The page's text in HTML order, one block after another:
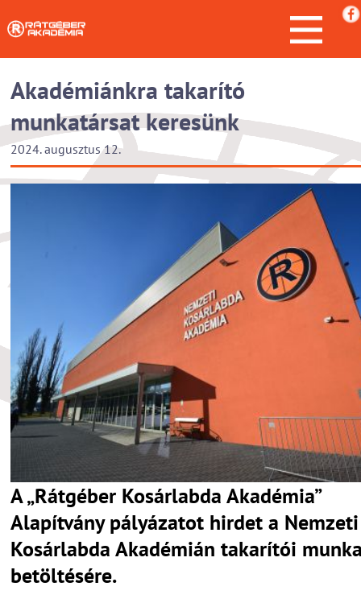
Akadémiánkra takarító
munkatársat keresünk
2024. augusztus 12.
A „Rátgéber Kosárlabda Akadémia”
Alapítvány pályázatot hirdet a Nemzeti
Kosárlabda Akadémián takarítói
betöltésére.